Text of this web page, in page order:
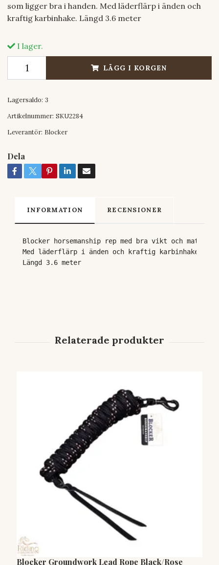
som ligger bra i handen. Med läderflärp i änden och
kraftig karbinhake. Längd 3.6 meter
I lager.
LÄGG I KORGEN
Lagersaldo: 3
Artikelnummer: SKU2284
Leverantör: Blocker
Dela
INFORMATION RECENSIONER
Blocker horsemanship rep med bra vikt och
Med läderflärp i änden och kraftig karbinhake.
Längd 3.6 meter
Blocker Groundwork Lead Rope Black/Rose